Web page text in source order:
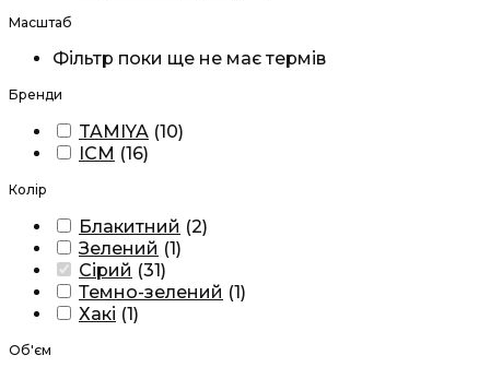
Масштаб
Фільтр поки ще не має термів
Бренди
TAMIYA (10)
ICM (16)
Колір
Блакитний (2)
Зелений (1)
Сірий (31)
Темно-зелений (1)
Хакі (1)
Об'єм